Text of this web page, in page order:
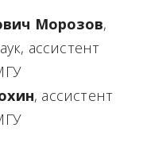
Морозов,
ассистент
, ассистент